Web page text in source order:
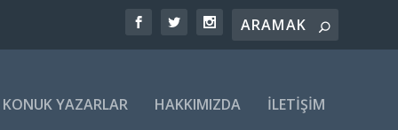
KONUK YAZARLAR HAKKIMIZDA İLETIŞIM